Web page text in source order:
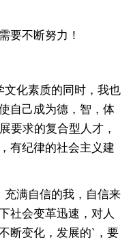
不断努力！
化素质的同时，我也
自己成为德，智，体
要求的复合型人才，
有纪律的社会主义建
满自信的我，自信来
社会变革迅速，对人
断变化，发展的`，要